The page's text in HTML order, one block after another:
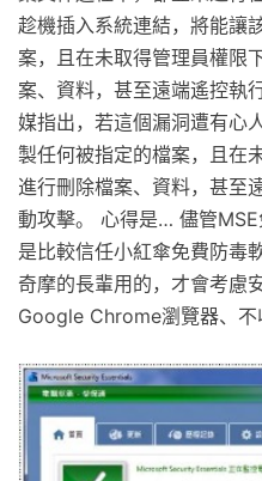
趁機插入系統連結，將能讓
案，且在未取得管理員權限
案、資料，甚至遠端遙控執
媒指出，若這個漏洞遭有心
製任何被指定的檔案，且在
進行刪除檔案、資料，甚至
動攻擊。 心得是… 儘管
是比較信任小紅傘免費防毒
奇摩的長輩用的，才會考慮
Google Chrome瀏覽器、不